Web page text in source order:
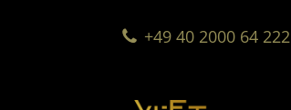
+49 40 2000 64 222